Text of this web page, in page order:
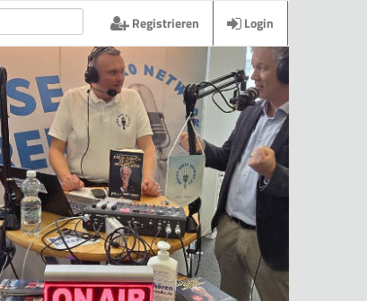
Registrieren Login